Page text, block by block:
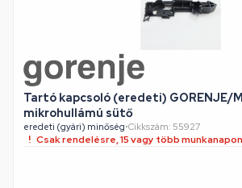
Tartó kapcsoló (eredeti) GORENJE/
mikrohullámú sütő
eredeti (gyári) minőség•Cikkszám: 55927
Csak rendelésre, 15 vagy több